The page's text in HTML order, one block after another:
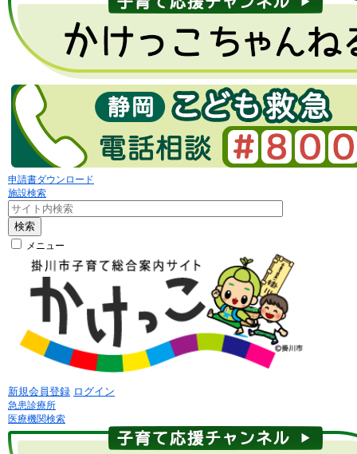
申請書ダウンロード
施設検索
検索
メニュー
新規会員登録 ログイン
急患診療所
医療機関検索